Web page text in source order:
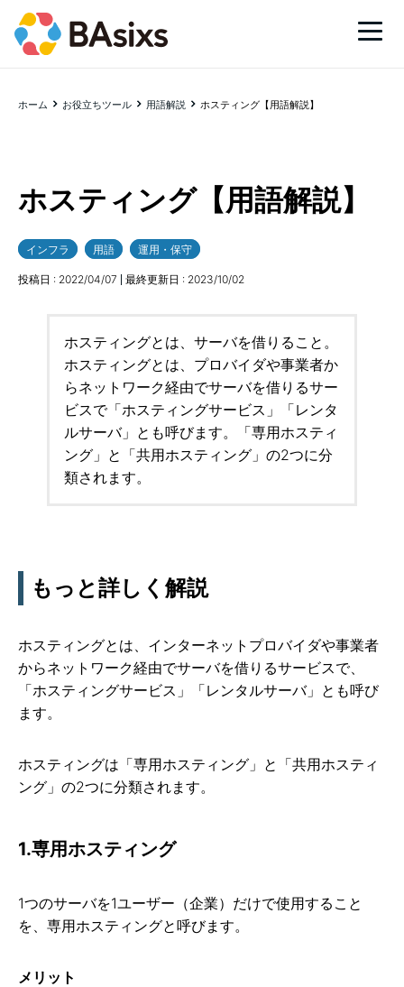
ホーム お役立ちツール 用語解説 ホスティング【用語解説】
ホスティング【用語解説】
インフラ 用語 運用・保守
投稿日 : 2022/04/07 最終更新日 : 2023/10/02
ホスティングとは、サーバを借りること。
ホスティングとは、プロバイダや事業者か
らネットワーク経由でサーバを借りるサー
ビスで「ホスティングサービス」「レンタ
ルサーバ」とも呼びます。「専用ホスティ
ング」と「共用ホスティング」の2つに分
類されます。
もっと詳しく解説
ホスティングとは、インターネットプロバイダや事業者
からネットワーク経由でサーバを借りるサービスで、
「ホスティングサービス」「レンタルサーバ」とも呼び
ます。
ホスティングは「専用ホスティング」と「共用ホスティ
ング」の2つに分類されます。
1.専用ホスティング
1つのサーバを1ユーザー（企業）だけで使用すること
を、専用ホスティングと呼びます。
メリット